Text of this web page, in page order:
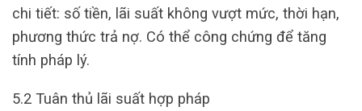
chi tiết: số tiền, lãi suất không vượt mức, thời hạn,
phương thức trả nợ. Có thể công chứng để tăng
tính pháp lý.
5.2 Tuân thủ lãi suất hợp pháp